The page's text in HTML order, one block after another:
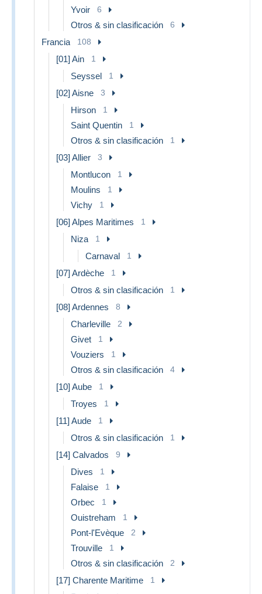
Yvoir 6
Otros & sin clasificación 6
Francia 108
[01] Ain 1
Seyssel 1
[02] Aisne 3
Hirson 1
Saint Quentin 1
Otros & sin clasificación 1
[03] Allier 3
Montlucon 1
Moulins 1
Vichy 1
[06] Alpes Maritimes 1
Niza 1
Carnaval 1
[07] Ardèche 1
Otros & sin clasificación 1
[08] Ardennes 8
Charleville 2
Givet 1
Vouziers 1
Otros & sin clasificación 4
[10] Aube 1
Troyes 1
[11] Aude 1
Otros & sin clasificación 1
[14] Calvados 9
Dives 1
Falaise 1
Orbec 1
Ouistreham 1
Pont-l'Evèque 2
Trouville 1
Otros & sin clasificación 2
[17] Charente Maritime 1